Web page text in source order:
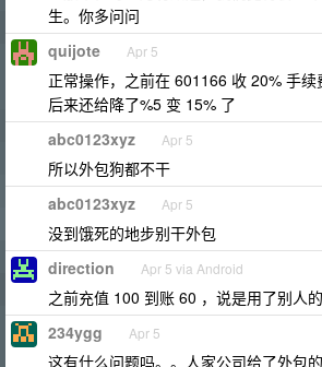
生。你多问问
quijote Apr 5
正常操作，之前在 601166 收 20% 手续
后来还给降了%5 变 15% 了
abc0123xyz Apr 5
所以外包狗都不干
abc0123xyz Apr 5
没到饿死的地步别干外包
direction Apr 5 via Android
之前充值 100 到账 60 ，说是用了别人
234ygg Apr 5
这有什么问题吗。。人家公司给了外包